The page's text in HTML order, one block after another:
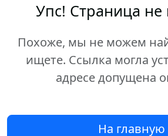
Упс! Страница не
Похоже, мы не можем
ищете. Ссылка могла
адресе допущена
На главную